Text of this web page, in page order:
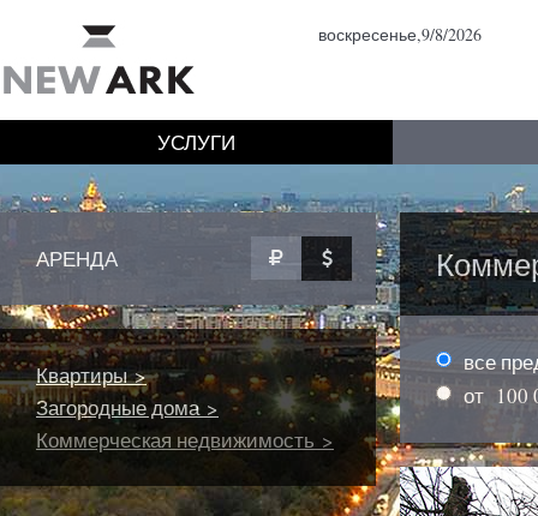
воскресенье,9/8/2026
УСЛУГИ
АРЕНДА
Квартиры >
Загородные дома >
Коммерческая недвижимость >
все
от 100